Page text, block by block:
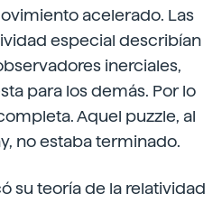
acelerado. Las
especial describían
inerciales,
para los demás. Por lo
Aquel puzzle, al
no estaba terminado.
su teoría de la relatividad